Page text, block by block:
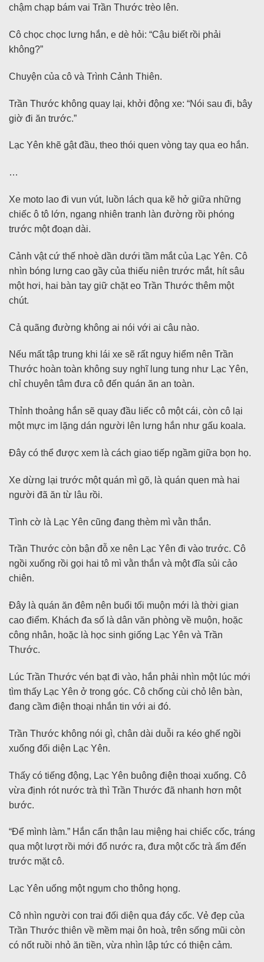
chậm chạp bám vai Trần Thước trèo lên.
Cô chọc chọc lưng hắn, e dè hỏi: “Cậu biết rồi phải
không?”
Chuyện của cô và Trình Cảnh Thiên.
Trần Thước không quay lại, khởi động xe: “Nói sau đi, bây
giờ đi ăn trước.”
Lạc Yên khẽ gật đầu, theo thói quen vòng tay qua eo hắn.
…
Xe moto lao đi vun vút, luồn lách qua kẽ hở giữa những
chiếc ô tô lớn, ngang nhiên tranh làn đường rồi phóng
trước một đoạn dài.
Cảnh vật cứ thế nhoè dần dưới tầm mắt của Lạc Yên. Cô
nhìn bóng lưng cao gầy của thiếu niên trước mắt, hít sâu
một hơi, hai bàn tay giữ chặt eo Trần Thước thêm một
chút.
Cả quãng đường không ai nói với ai câu nào.
Nếu mất tập trung khi lái xe sẽ rất nguy hiểm nên Trần
Thước hoàn toàn không suy nghĩ lung tung như Lạc Yên,
chỉ chuyên tâm đưa cô đến quán ăn an toàn.
Thỉnh thoảng hắn sẽ quay đầu liếc cô một cái, còn cô lại
một mực im lặng dán người lên lưng hắn như gấu koala.
Đây có thể được xem là cách giao tiếp ngầm giữa bọn họ.
Xe dừng lại trước một quán mì gõ, là quán quen mà hai
người đã ăn từ lâu rồi.
Tình cờ là Lạc Yên cũng đang thèm mì vằn thắn.
Trần Thước còn bận đỗ xe nên Lạc Yên đi vào trước. Cô
ngồi xuống rồi gọi hai tô mì vằn thắn và một đĩa sủi cảo
chiên.
Đây là quán ăn đêm nên buổi tối muộn mới là thời gian
cao điểm. Khách đa số là dân văn phòng về muộn, hoặc
công nhân, hoặc là học sinh giống Lạc Yên và Trần
Thước.
Lúc Trần Thước vén bạt đi vào, hắn phải nhìn một lúc mới
tìm thấy Lạc Yên ở trong góc. Cô chống cùi chỏ lên bàn,
đang cầm điện thoại nhắn tin với ai đó.
Trần Thước không nói gì, chân dài duỗi ra kéo ghế ngồi
xuống đối diện Lạc Yên.
Thấy có tiếng động, Lạc Yên buông điện thoại xuống. Cô
vừa định rót nước trà thì Trần Thước đã nhanh hơn một
bước.
“Để mình làm.” Hắn cẩn thận lau miệng hai chiếc cốc, tráng
qua một lượt rồi mới đổ nước ra, đưa một cốc trà ấm đến
trước mặt cô.
Lạc Yên uống một ngụm cho thông họng.
Cô nhìn người con trai đối diện qua đáy cốc. Vẻ đẹp của
Trần Thước thiên về mềm mại ôn hoà, trên sống mũi còn
có nốt ruồi nhỏ ăn tiền, vừa nhìn lập tức có thiện cảm.